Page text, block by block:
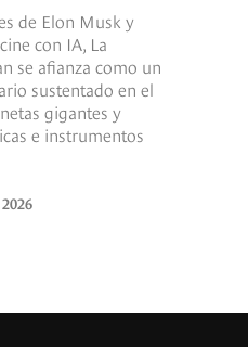
de Elon Musk y
con IA, La
se afianza como un
sustentado en el
gigantes y
e instrumentos